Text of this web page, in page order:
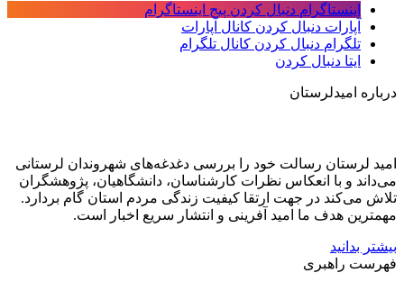
اینستاگرام دنبال کردن پیج اینستاگرام
آپارات دنبال کردن کانال آپارات
تلگرام دنبال کردن کانال تلگرام
ایتا دنبال کردن
درباره امیدلرستان
امید لرستان رسالت خود را بررسی دغدغه‌های شهروندان لرستانی
می‌داند و با انعکاس نظرات کارشناسان، دانشگاهیان، پژوهشگران
تلاش می‌کند در جهت ارتقا کیفیت زندگی مردم استان گام بردارد.
مهمترین هدف ما امید آفرینی و انتشار سریع اخبار است.
بیشتر بدانید
فهرست راهبری